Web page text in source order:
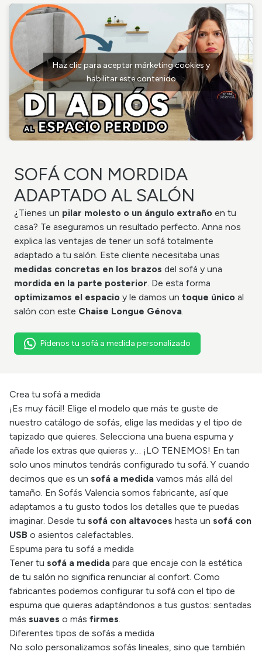
Haz clic para aceptar márketing cookies y
habilitar este contenido
SOFÁ CON MORDIDA
ADAPTADO AL SALÓN
¿Tienes un pilar molesto o un ángulo extraño en tu
casa? Te aseguramos un resultado perfecto. Anna nos
explica las ventajas de tener un sofá totalmente
adaptado a tu salón. Este cliente necesitaba unas
medidas concretas en los brazos del sofá y una
mordida en la parte posterior. De esta forma
optimizamos el espacio y le damos un toque único al
salón con este Chaise Longue Génova.
Pídenos tu sofá a medida personalizado
Crea tu sofá a medida
¡Es muy fácil! Elige el modelo que más te guste de
nuestro catálogo de sofás, elige las medidas y el tipo de
tapizado que quieres. Selecciona una buena espuma y
añade los extras que quieras y… ¡LO TENEMOS! En tan
solo unos minutos tendrás configurado tu sofá. Y cuando
decimos que es un sofá a medida vamos más allá del
tamaño. En Sofás Valencia somos fabricante, así que
adaptamos a tu gusto todos los detalles que te puedas
imaginar. Desde tu sofá con altavoces hasta un sofá con
USB o asientos calefactables.
Espuma para tu sofá a medida
Tener tu sofá a medida para que encaje con la estética
de tu salón no significa renunciar al confort. Como
fabricantes podemos configurar tu sofá con el tipo de
espuma que quieras adaptándonos a tus gustos: sentadas
más suaves o más firmes.
Diferentes tipos de sofás a medida
No solo personalizamos sofás lineales, sino que también